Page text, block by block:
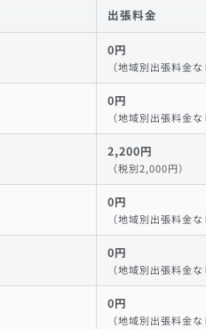
出張料金
0円
（地域別出張料金
0円
（地域別出張料金
2,200円
（税別2,000円）
0円
（地域別出張料金
0円
（地域別出張料金
0円
（地域別出張料金